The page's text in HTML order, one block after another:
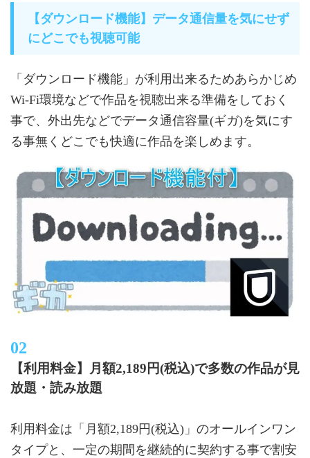
【ダウンロード機能】データ通信量を気にせず
にどこでも視聴可能
「ダウンロード機能」が利用出来るためあらかじめ
Wi-Fi環境などで作品を視聴出来る準備をしておく
事で、外出先などでデータ通信容量(ギガ)を気にす
る事無くどこでも快適に作品を楽しめます。
【利用料金】月額2,189円(税込)で多数の作品が見
放題・読み放題
利用料金は「月額2,189円(税込)」のオールインワン
タイプと、一定の期間を継続的に契約する事で割安